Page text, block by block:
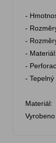
-
-
-
-
-
-
Materiál: